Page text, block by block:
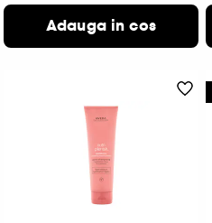
62,00 Lei
31,00 Lei /100ml
Adauga in cos